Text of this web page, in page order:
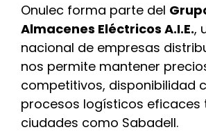
Onulec forma parte del
Almacenes Eléctricos A.I.E.,
nacional de empresas
nos permite mantener
competitivos, disponibilidad
procesos logísticos eficaces
ciudades como Sabadell.